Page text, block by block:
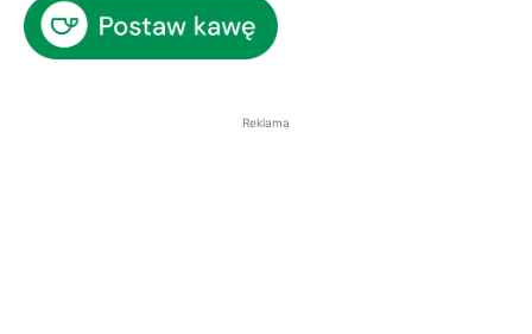
Reklama